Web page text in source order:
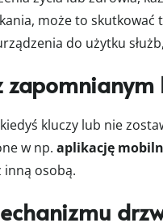
może to
do użytku
kluczy lub nie
w np.aplikację
osobą.